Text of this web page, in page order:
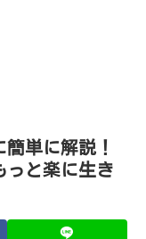
単に解説！
っと楽に生き